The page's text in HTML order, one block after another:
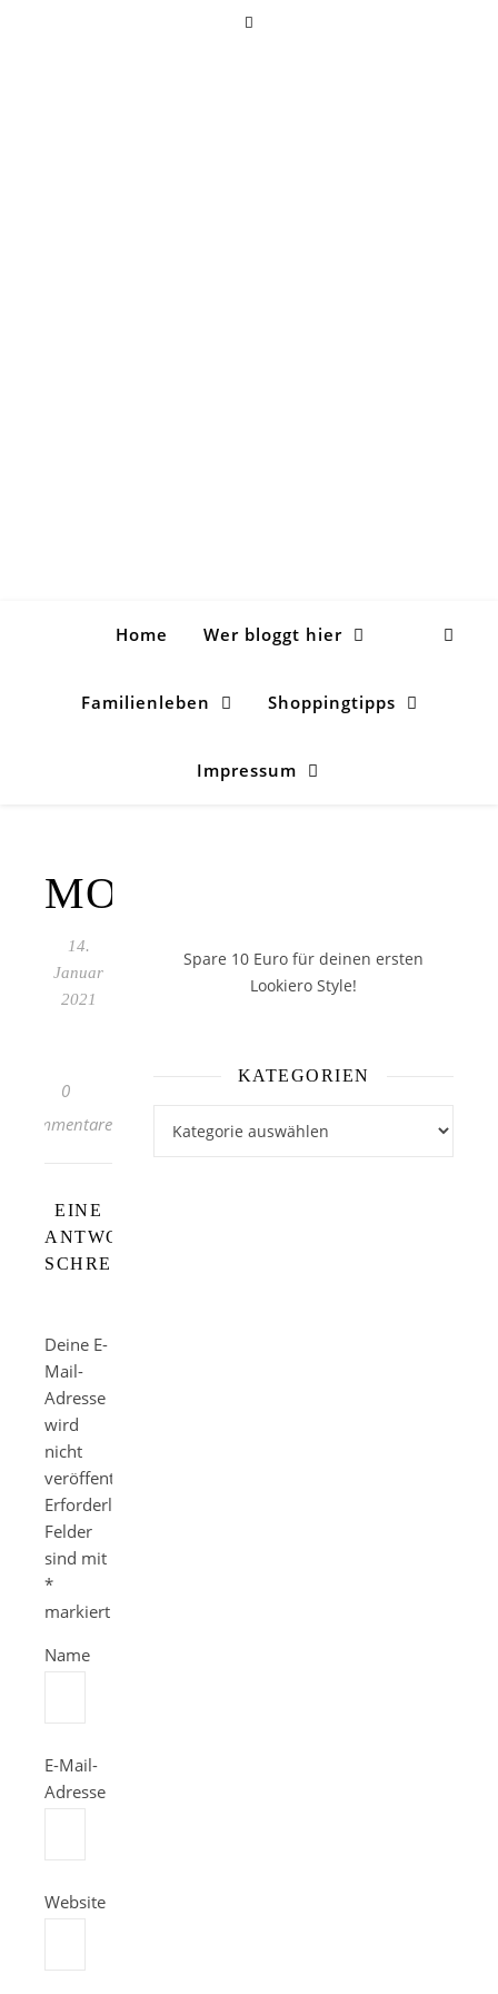
Home Wer bloggt hier
Familienleben Shoppingtipps
Impressum
MOU_9346
14.
Januar
2021
0
Kommentare
EINE
ANTWORT
SCHREIBEN
Deine E-
Mail-
Adresse
wird
nicht
veröffentlicht.
Erforderliche
Felder
sind mit
*
markiert
Name
E-Mail-
Adresse
Website
Spare 10 Euro für deinen ersten
Lookiero Style!
KATEGORIEN